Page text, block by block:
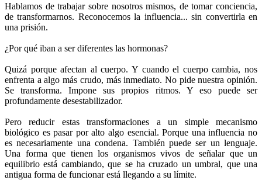
Hablamos de trabajar sobre nosotros mismos, de tomar conciencia,
de transformarnos. Reconocemos la influencia... sin convertirla en
una prisión.
¿Por qué iban a ser diferentes las hormonas?
Quizá porque afectan al cuerpo. Y cuando el cuerpo cambia, nos
enfrenta a algo más crudo, más inmediato. No pide nuestra opinión.
Se transforma. Impone sus propios ritmos. Y eso puede ser
profundamente desestabilizador.
Pero reducir estas transformaciones a un simple mecanismo
biológico es pasar por alto algo esencial. Porque una influencia no
es necesariamente una condena. También puede ser un lenguaje.
Una forma que tienen los organismos vivos de señalar que un
equilibrio está cambiando, que se ha cruzado un umbral, que una
antigua forma de funcionar está llegando a su límite.